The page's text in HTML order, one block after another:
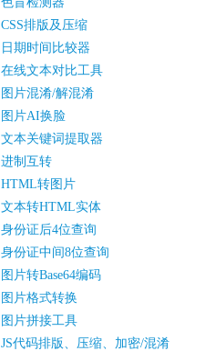
CSS排版及压缩
日期时间比较器
在线文本对比工具
图片混淆/解混淆
图片AI换脸
文本关键词提取器
进制互转
HTML转图片
文本转HTML实体
身份证后4位查询
身份证中间8位查询
图片转Base64编码
图片格式转换
图片拼接工具
JS代码排版、压缩、加密/混淆